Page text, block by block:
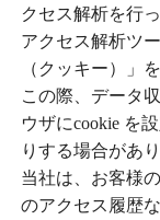
クセス解析を行
アクセス解析ツ
（クッキー）」
この際、データ
ウザにcookie を
りする場合があり
当社は、お客様
のアクセス履歴